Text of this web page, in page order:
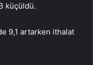
küçüldü.
9,1 artarken ithalat